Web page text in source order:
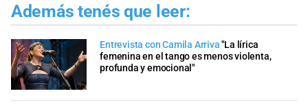
Además tenés que leer:
Entrevista con Camila Arriva "La lírica
femenina en el tango es menos violenta,
profunda y emocional"